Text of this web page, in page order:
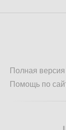
Полная версия
Помощь по